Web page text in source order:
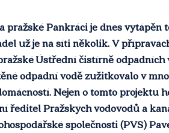
pražské Pankráci je dnes vytápěn
už je na síti několik. V
Ústřední čistírně
odpadní vodě zužitkovalo v
Nejen o tomto projektu
ředitel Pražských vodovodů a
společnosti (PVS)